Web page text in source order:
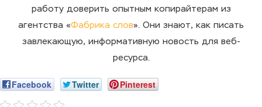
работу доверить опытным копирайтерам из
агентства «Фабрика слов». Они знают, как писать
завлекающую, информативную новость для веб-
ресурса.
Facebook Twitter Pinterest